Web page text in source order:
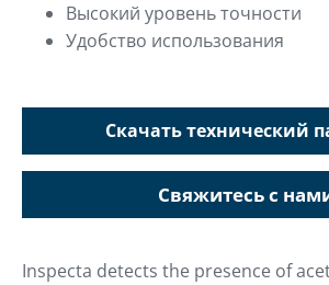
Высокий уровень точности
Удобство использования
Скачать технический
Свяжитесь с
Inspecta detects the presence of